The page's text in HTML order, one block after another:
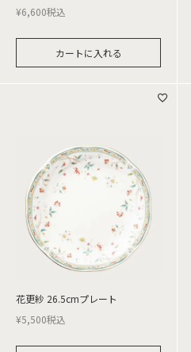
¥6,600税込
カートに入れる
花更紗 26.5cmプレート
¥5,500税込